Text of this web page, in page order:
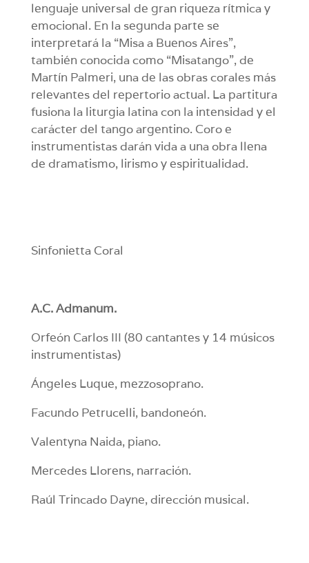
lenguaje universal de gran riqueza rítmica y
emocional. En la segunda parte se
interpretará la “Misa a Buenos Aires”,
también conocida como “Misatango”, de
Martín Palmeri, una de las obras corales más
relevantes del repertorio actual. La partitura
fusiona la liturgia latina con la intensidad y el
carácter del tango argentino. Coro e
instrumentistas darán vida a una obra llena
de dramatismo, lirismo y espiritualidad.
Sinfonietta Coral
A.C. Admanum.
Orfeón Carlos III (80 cantantes y 14 músicos
instrumentistas)
Ángeles Luque, mezzosoprano.
Facundo Petrucelli, bandoneón.
Valentyna Naida, piano.
Mercedes Llorens, narración.
Raúl Trincado Dayne, dirección musical.